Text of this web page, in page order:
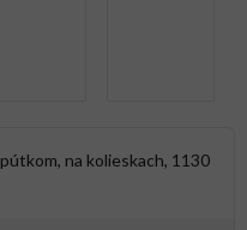
na kolieskach, 1130